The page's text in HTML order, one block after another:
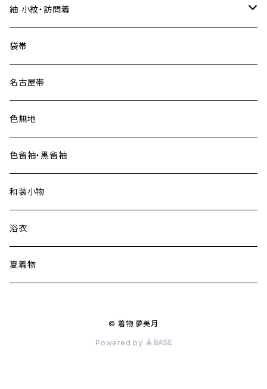
紬 小紋・訪問着
大島紬
袋帯
名古屋帯
色無地
色留袖・黒留袖
和装小物
浴衣
夏着物
© 着物 夢美月
Powered by